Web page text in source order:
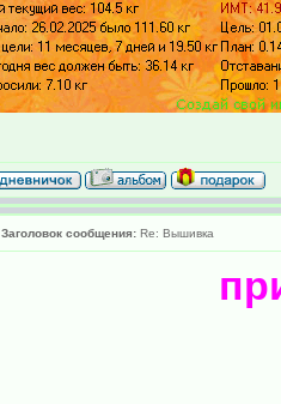
Заголовок сообщения: Re: Вышивка